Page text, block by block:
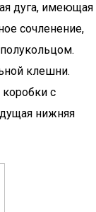
дуга, имеющая
сочленение,
клешни.
с
нижняя